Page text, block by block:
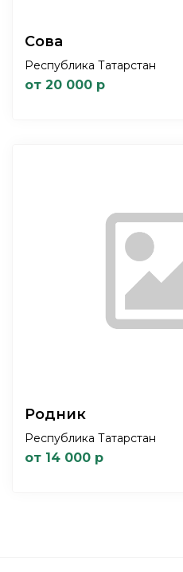
Сова
Республика Татарстан
от 20 000 р
Родник
Республика Татарстан
от 14 000 р